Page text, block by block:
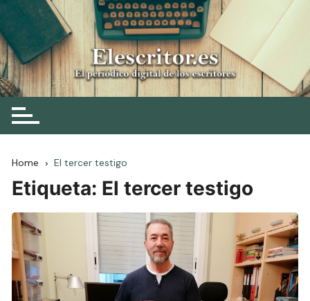
Skip
to
content
Elescritor.es
El periódico digital de los escritores
Home El tercer testigo
Etiqueta: El tercer testigo